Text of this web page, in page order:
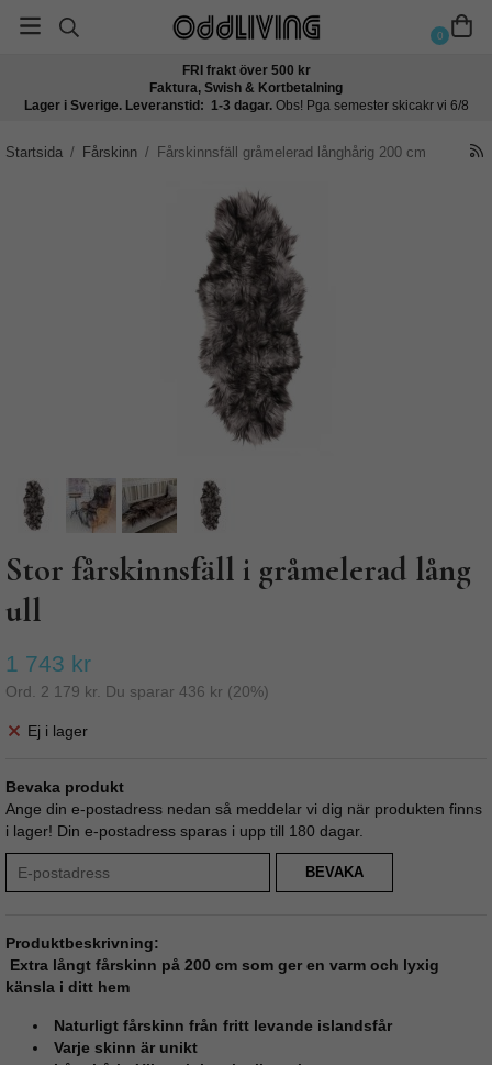
0
FRI frakt över 500 kr
Faktura, Swish & Kortbetalning
Lager i Sverige. Leveranstid: 1-3 dagar. Obs! Pga semester skicakr vi 6/8
Startsida / Fårskinn / Fårskinnsfäll gråmelerad långhårig 200 cm
Stor fårskinnsfäll i gråmelerad lång
ull
1 743 kr
Ord. 2 179 kr . Du sparar 436 kr (20%)
Ej i lager
Bevaka produkt
Ange din e-postadress nedan så meddelar vi dig när produkten finns
i lager! Din e-postadress sparas i upp till 180 dagar.
BEVAKA
Produktbeskrivning:
Extra långt fårskinn på 200 cm som ger en varm och lyxig
känsla i ditt hem
Naturligt fårskinn från fritt levande islandsfår
Varje skinn är unikt